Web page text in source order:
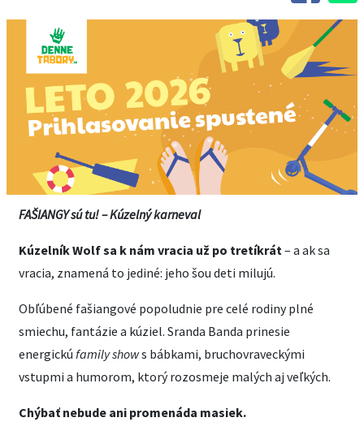
FAŠIANGY sú tu! – Kúzelný karneval
Kúzelník Wolf sa k nám vracia už po tretíkrát– a ak sa
vracia, znamená to jediné: jeho šou deti milujú.
Obľúbené fašiangové popoludnie pre celé rodiny plné
smiechu, fantázie a kúziel. Sranda Banda prinesie
energickú family shows bábkami, bruchovraveckými
vstupmi a humorom, ktorý rozosmeje malých aj veľkých.
Chýbať nebude ani promenáda masiek.